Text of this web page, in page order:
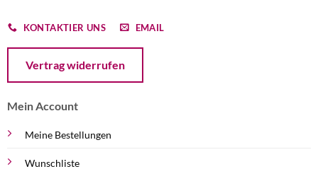
KONTAKTIER UNS EMAIL
Vertrag widerrufen
Mein Account
Meine Bestellungen
Wunschliste